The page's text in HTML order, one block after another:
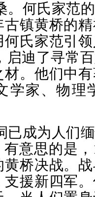
。何氏家范
镇黄桥的
氏家范引
启迪了寻常
。他们中
学家、物理
已成为人们
意思的是
桥决战。
援新四军